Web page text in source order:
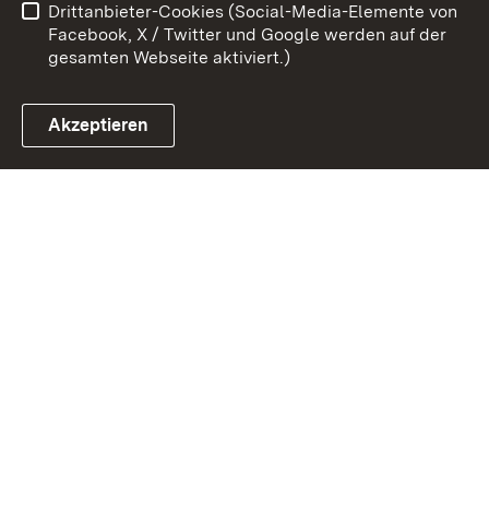
Link zum Landesportal
Impressum Cookies
Drittanbieter-Cookies (Social-Media-Elemente von
Facebook, X / Twitter und Google werden auf der
gesamten Webseite aktiviert.)
Akzeptieren